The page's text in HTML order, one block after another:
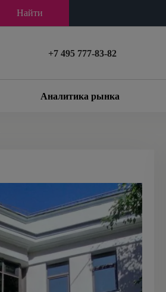
Найти
+7 495 777-83-82
Аналитика рынка